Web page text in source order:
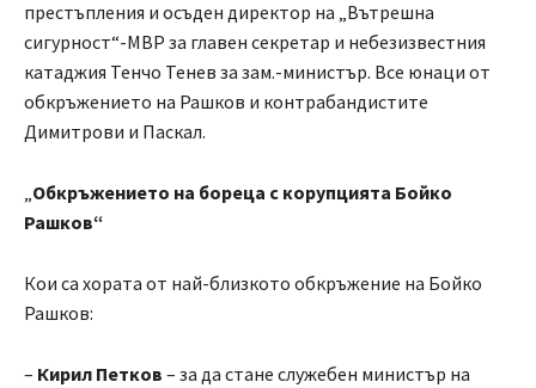
престъпления и осъден директор на „Вътрешна
сигурност“-МВР за главен секретар и небезизвестния
катаджия Тенчо Тенев за зам.-министър. Все юнаци от
обкръжението на Рашков и контрабандистите
Димитрови и Паскал.
„Обкръжението на бореца с корупцията Бойко
Рашков“
Кои са хората от най-близкото обкръжение на Бойко
Рашков:
– Кирил Петков – за да стане служебен министър на